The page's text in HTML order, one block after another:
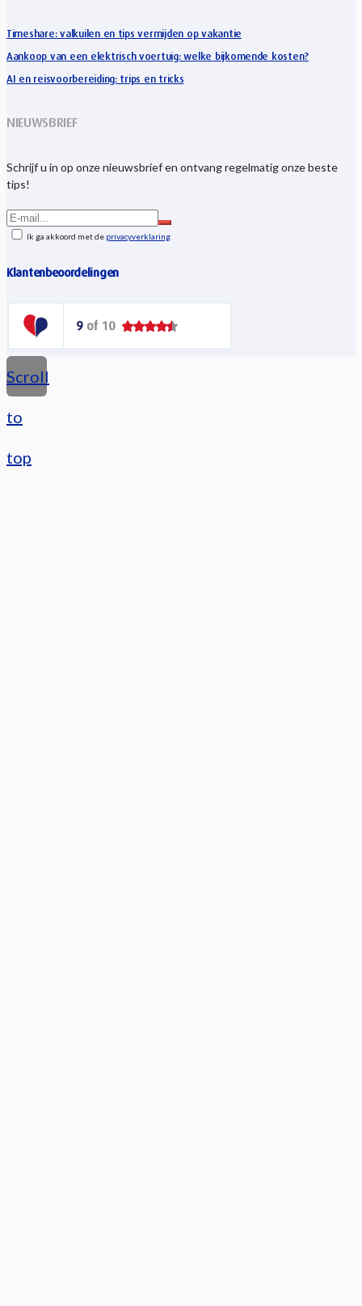
Timeshare: valkuilen en tips vermijden op vakantie
Aankoop van een elektrisch voertuig: welke bijkomende kosten?
AI en reisvoorbereiding: trips en tricks
NIEUWSBRIEF
Schrijf u in op onze nieuwsbrief en ontvang regelmatig onze beste
tips!
Ik ga akkoord met de privacyverklaring
Klantenbeoordelingen
Scroll
to
top